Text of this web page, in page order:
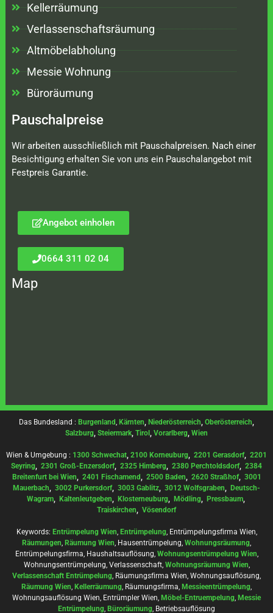
Kellerräumung
Verlassenschaftsräumung
Altmöbelabholung
Messie Wohnung
Büroräumung
Pauschalpreise
Wir arbeiten ausschließlich mit Pauschalpreisen. Nach einer
Besichtigung erhalten Sie von uns ein Pauschalangebot mit
Festpreis Garantie.
Angebot einholen
0664 311 02 04
Map
Das Bundesland : Burgenland, Kärnten, Niederösterreich, Oberösterreich,
Salzburg, Steiermark, Tirol , Vorarlberg, Wien
Wien & Umgebung : 1300 Schwechat, 2100 Korneuburg, 2201 Gerasdorf, 2201
Seyring, 2301 Groß-Enzersdorf, 2325 Himberg, 2380 Perchtoldsdorf, 2384
Breitenfurt bei Wien, 2401 Fischamend, 2500 Baden, 2620 Straßhof, 3001
Mauerbach, 3002 Purkersdorf, 3003 Gablitz, 3012 Wolfsgraben, Deutsch-
Wagram, Kaltenleutgeben, Klosterneuburg, Mödling, Pressbaum,
Traiskirchen, Vösendorf
Keywords: Entrümpelung Wien, Entrümpelung, Entrümpelungsfirma Wien,
Räumungen, Räumung Wien, Hausentrümpelung, Wohnungsräumung,
Entrümpelungsfirma, Haushaltsauflösung, Wohnungsentrümpelung Wien,
Wohnungsentrümpelung, Verlassenschaft, Wohnungsräumung Wien,
Verlassenschaft Entrümpelung, Räumungsfirma Wien, Wohnungsauflösung,
Räumung Wien, Kellerräumung, Räumungsfirma, Messieentrümpelung,
Wohnungsauflösung Wien, Entrümpler Wien, Möbel-Entruempelung, Messie
Entrümpelung, Büroräumung, Betriebsauflösung